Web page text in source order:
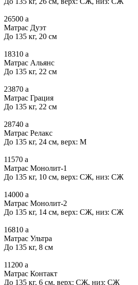
26500 a
Матрас Дуэт
До 135 кг, 20 см
18310 a
Матрас Альянс
До 135 кг, 22 см
23870 a
Матрас Грация
До 135 кг, 22 см
28740 a
Матрас Релакс
До 135 кг, 24 см, верх: М
11570 a
Матрас Монолит-1
До 135 кг, 10 см, верх: СЖ, низ: СЖ
14000 a
Матрас Монолит-2
До 135 кг, 14 см, верх: СЖ, низ: СЖ
16810 a
Матрас Ультра
До 135 кг, 8 см
11200 a
Матрас Контакт
До 135 кг, 6 см, верх: СЖ, низ: СЖ